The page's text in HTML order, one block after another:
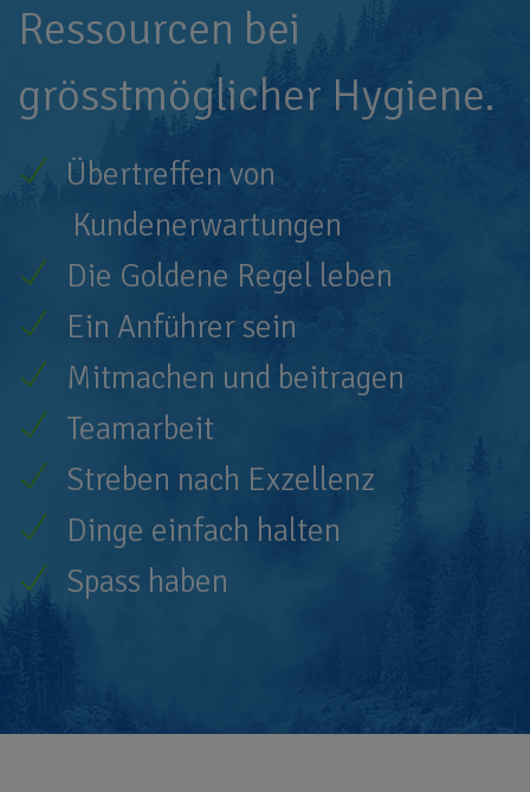
Ressourcen bei
grösstmöglicher Hygiene.
Übertreffen von
Kundenerwartungen
Die Goldene Regel leben
Ein Anführer sein
Mitmachen und beitragen
Teamarbeit
Streben nach Exzellenz
Dinge einfach halten
Spass haben